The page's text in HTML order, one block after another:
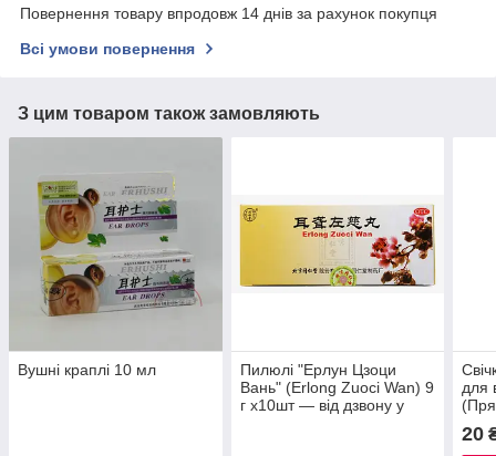
Повернення товару впродовж 14 днів за рахунок покупця
Всі умови повернення
З цим товаром також замовляють
Вушні краплі 10 мл
Пилюлі "Ерлун Цзоци
Вань" (Erlong Zuoci Wan) 9
г х10шт — від дзвону у
для
20